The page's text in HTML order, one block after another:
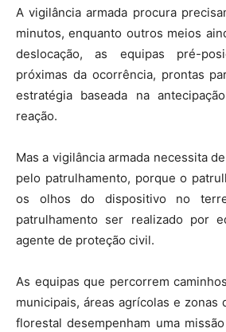
A vigilância armada procura
minutos, enquanto outros meios
deslocação, as equipas pré-
próximas da ocorrência, prontas
estratégia baseada na
reação.
Mas a vigilância armada necessita
pelo patrulhamento, porque o
os olhos do dispositivo no
patrulhamento ser realizado por
agente de proteção civil.
As equipas que percorrem
municipais, áreas agrícolas e
florestal desempenham uma